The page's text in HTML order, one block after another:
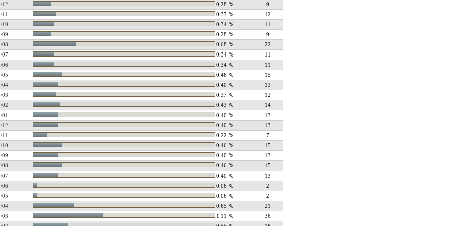
12 0.28 %
9
11
0.37 %
12
10
0.34 %
11
09
0.28 %
9
08
0.68 %
22
07
0.34 %
11
06
0.34 %
11
05
0.46 %
15
04
0.40 %
13
03
0.37 %
12
02
0.43 %
14
01
0.40 %
13
12
0.40 %
13
11
0.22 %
7
10
0.46 %
15
09
0.40 %
13
08
0.46 %
15
07
0.40 %
13
06
0.06 %
2
05
0.06 %
2
04
0.65 %
21
03
1.11 %
36